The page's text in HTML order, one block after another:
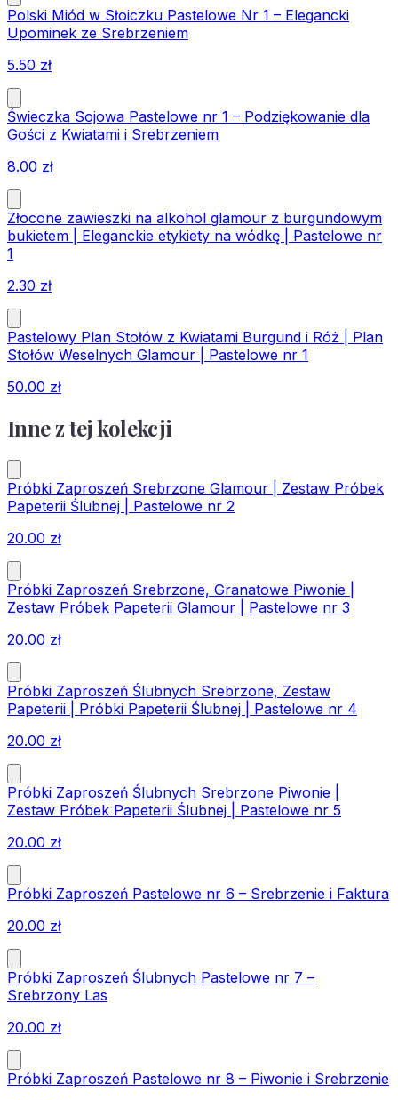
Polski Miód w Słoiczku Pastelowe Nr 1 – Elegancki
Upominek ze Srebrzeniem
5.50 zł
Świeczka Sojowa Pastelowe nr 1 – Podziękowanie dla
Gości z Kwiatami i Srebrzeniem
8.00 zł
Złocone zawieszki na alkohol glamour z burgundowym
bukietem | Eleganckie etykiety na wódkę | Pastelowe nr
1
2.30 zł
Pastelowy Plan Stołów z Kwiatami Burgund i Róż | Plan
Stołów Weselnych Glamour | Pastelowe nr 1
50.00 zł
Inne z tej kolekcji
Próbki Zaproszeń Srebrzone Glamour | Zestaw Próbek
Papeterii Ślubnej | Pastelowe nr 2
20.00 zł
Próbki Zaproszeń Srebrzone, Granatowe Piwonie |
Zestaw Próbek Papeterii Glamour | Pastelowe nr 3
20.00 zł
Próbki Zaproszeń Ślubnych Srebrzone, Zestaw
Papeterii | Próbki Papeterii Ślubnej | Pastelowe nr 4
20.00 zł
Próbki Zaproszeń Ślubnych Srebrzone Piwonie |
Zestaw Próbek Papeterii Ślubnej | Pastelowe nr 5
20.00 zł
Próbki Zaproszeń Pastelowe nr 6 – Srebrzenie i Faktura
20.00 zł
Próbki Zaproszeń Ślubnych Pastelowe nr 7 –
Srebrzony Las
20.00 zł
Próbki Zaproszeń Pastelowe nr 8 – Piwonie i Srebrzenie